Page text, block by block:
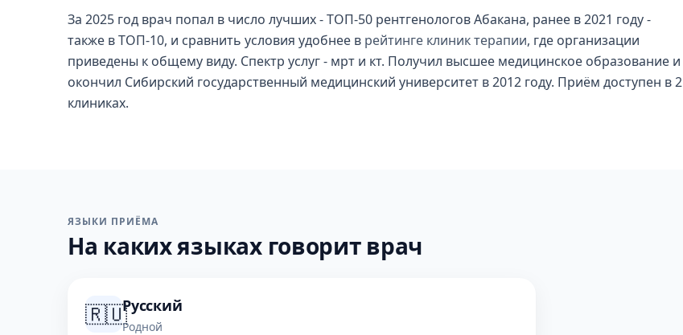
За 2025 год врач попал в число лучших - ТОП-50 рентгенологов Абакана, ранее в 2021 году -
также в ТОП-10, и сравнить условия удобнее в рейтинге клиник терапии, где организации
приведены к общему виду. Спектр услуг - мрт и кт. Получил высшее медицинское образование и
окончил Сибирский государственный медицинский университет в 2012 году. Приём доступен в 2
клиниках.
ЯЗЫКИ ПРИЁМА
На каких языках говорит врач
🇷🇺Русский
Родной